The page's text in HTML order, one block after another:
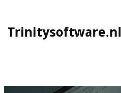
Trinitysoftware.nl